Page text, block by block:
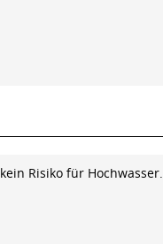
Risiko für Hochwasser.